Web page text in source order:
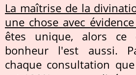
La maîtrise de la
une chose avec
êtes unique, alors ce
bonheur l'est aussi.
chaque consultation